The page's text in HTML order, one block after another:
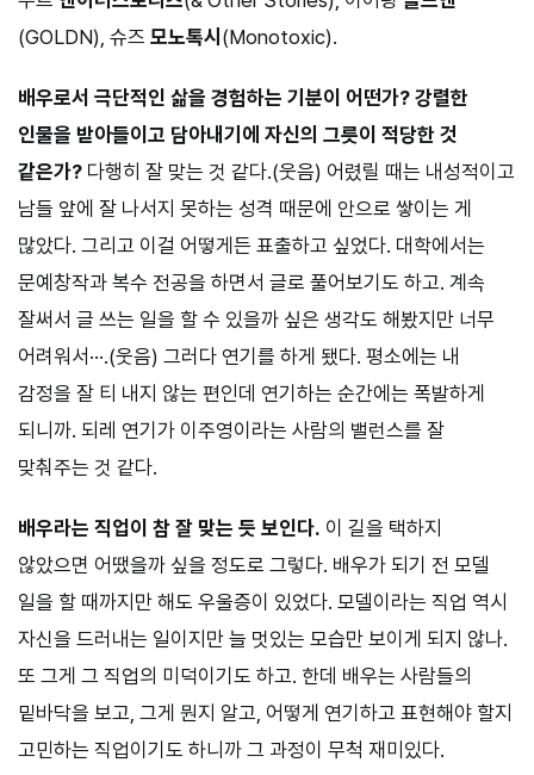
(GOLDN), 슈즈 모노톡시 (Monotoxic).
배우로서 극단적인 삶을 경험하는 기분이 어떤가? 강렬한
인물을 받아들이고 담아내기에 자신의 그릇이 적당한 것
같은가? 다행히 잘 맞는 것 같다.(웃음) 어렸릴 때는 내성적이고
남들 앞에 잘 나서지 못하는 성격 때문에 안으로 쌓이는 게
많았다. 그리고 이걸 어떻게든 표출하고 싶었다. 대학에서는
문예창작과 복수 전공을 하면서 글로 풀어보기도 하고. 계속
잘써서 글 쓰는 일을 할 수 있을까 싶은 생각도 해봤지만 너무
어려워서···.(웃음) 그러다 연기를 하게 됐다. 평소에는 내
감정을 잘 티 내지 않는 편인데 연기하는 순간에는 폭발하게
되니까. 되레 연기가 이주영이라는 사람의 밸런스를 잘
맞춰주는 것 같다.
배우라는 직업이 참 잘 맞는 듯 보인다. 이 길을 택하지
않았으면 어땠을까 싶을 정도로 그렇다. 배우가 되기 전 모델
일을 할 때까지만 해도 우울증이 있었다. 모델이라는 직업 역시
자신을 드러내는 일이지만 늘 멋있는 모습만 보이게 되지 않나.
또 그게 그 직업의 미덕이기도 하고. 한데 배우는 사람들의
밑바닥을 보고, 그게 뭔지 알고, 어떻게 연기하고 표현해야 할지
고민하는 직업이기도 하니까 그 과정이 무척 재미있다.